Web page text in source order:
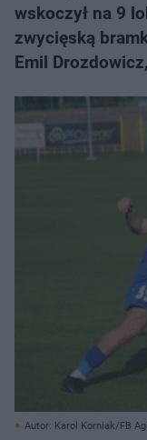
wskoczył na 9
zwycięską
Emil
Autor: Karol Korniak/FB